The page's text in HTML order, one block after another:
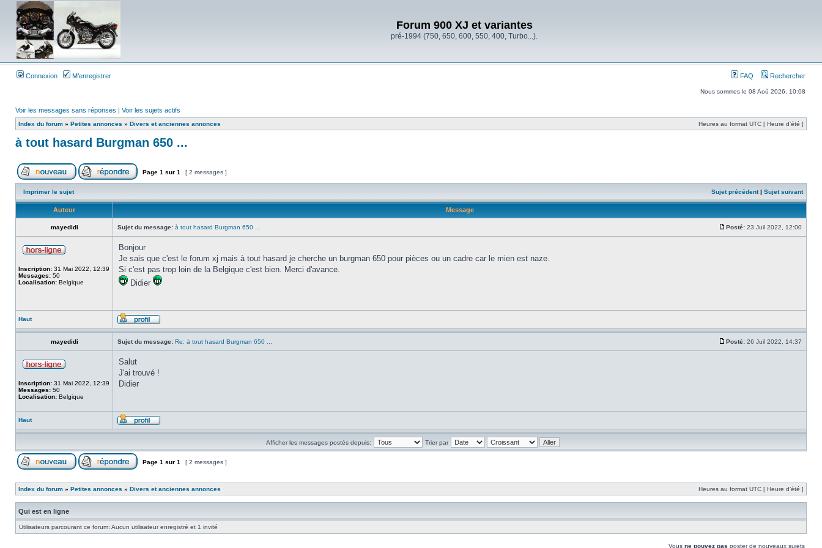
Forum 900 XJ et variantes
pré-1994 (750, 650, 600, 550, 400, Turbo...).
Connexion M’enregistrer FAQ Rechercher
Nous sommes le 08 Aoû 2026, 10:08
Voir les messages sans réponses | Voir les sujets actifs
Index du forum » Petites annonces » Divers et anciennes annonces Heures au format UTC [ Heure d’été ]
à tout hasard Burgman 650 ...
Page 1 sur 1 [ 2 messages ]
Imprimer le sujet Sujet précédent| Sujet suivant
Auteur Message
mayedidi Sujet du message: à tout hasard Burgman 650 ... Posté: 23 Juil 2022, 12:00
Inscription: 31 Mai 2022, 12:39
Messages: 50
Localisation: Belgique
Bonjour
Je sais que c'est le forum xj mais à tout hasard je cherche un burgman 650 pour pièces ou un cadre car le mien est naze.
Si c'est pas trop loin de la Belgique c'est bien. Merci d'avance.
Didier
Haut
mayedidi Sujet du message: Re: à tout hasard Burgman 650 ... Posté: 26 Juil 2022, 14:37
Inscription: 31 Mai 2022, 12:39
Messages: 50
Localisation: Belgique
Salut
J'ai trouvé !
Didier
Haut
Afficher les messages postés depuis: Trier par
Page 1 sur 1 [ 2 messages ]
Index du forum » Petites annonces » Divers et anciennes annonces Heures au format UTC [ Heure d’été ]
Qui est en ligne
Utilisateurs parcourant ce forum: Aucun utilisateur enregistré et 1 invité
Vous ne pouvez pas poster de nouveaux sujets